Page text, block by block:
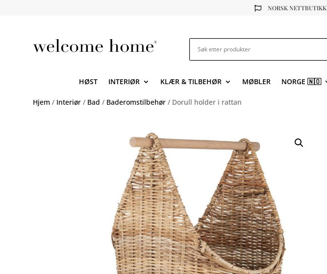
 NORSK NETTBUTIKK
HØST INTERIØR KLÆR & TILBEHØR MØBLER NORGE 🇳🇴
Hjem / Interiør / Bad / Baderomstilbehør / Dorull holder i rattan